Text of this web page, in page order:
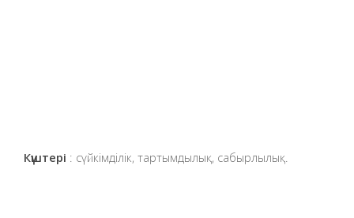
Күштері : сүйкімділік, тартымдылық, сабырлылық.